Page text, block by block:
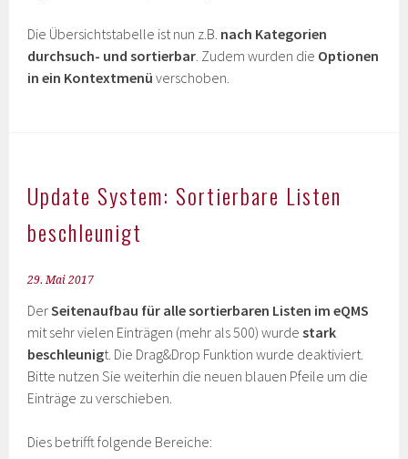
Die Übersichtstabelle ist nun z.B. nach Kategorien
durchsuch- und sortierbar. Zudem wurden die Optionen
in ein Kontextmenü verschoben.
Update System: Sortierbare Listen
beschleunigt
29. Mai 2017
DerSeitenaufbau für alle sortierbaren Listen im eQMS
mit sehr vielen Einträgen (mehr als 500) wurdestark
beschleunigt. Die Drag&Drop Funktion wurde deaktiviert.
Bitte nutzen Sie weiterhin die neuen blauen Pfeile um die
Einträge zu verschieben.
Dies betrifft folgende Bereiche: